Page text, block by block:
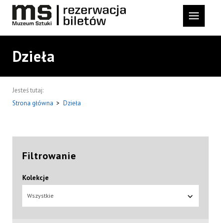
Dzieła
Jesteś tutaj:
Strona główna > Dzieła
Filtrowanie
Kolekcje
Wszystkie